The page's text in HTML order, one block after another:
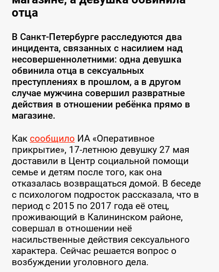
отца
В Санкт-Петербурге расследуются два
инцидента, связанных с насилием над
несовершеннолетними: одна девушка
обвинила отца в сексуальных
преступлениях в прошлом, а в другом
случае мужчина совершил развратные
действия в отношении ребёнка прямо в
магазине.
Как сообщило ИА «Оперативное
прикрытие», 17-летнюю девушку 27 мая
доставили в Центр социальной помощи
семье и детям после того, как она
отказалась возвращаться домой. В беседе
с психологом подросток рассказала, что в
период с 2015 по 2017 года её отец,
проживающий в Калининском районе,
совершал в отношении неё
насильственные действия сексуального
характера. Сейчас решается вопрос о
возбуждении уголовного дела.